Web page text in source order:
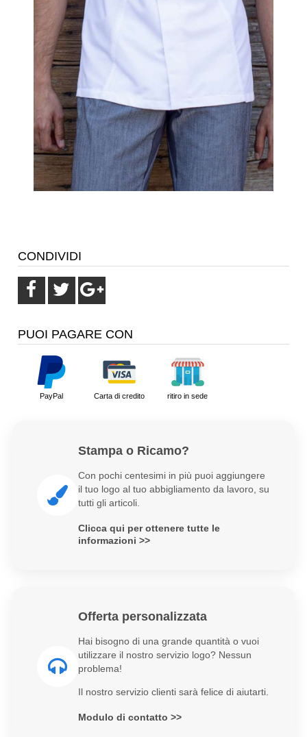
CONDIVIDI
PUOI PAGARE CON
PayPal Carta di credito ritiro in sede
Stampa o Ricamo?
Con pochi centesimi in più puoi aggiungere
il tuo logo al tuo abbigliamento da lavoro, su
tutti gli articoli.
Clicca qui per ottenere tutte le
informazioni >>
Offerta personalizzata
Hai bisogno di una grande quantità o vuoi
utilizzare il nostro servizio logo? Nessun
problema!
Il nostro servizio clienti sarà felice di aiutarti.
Modulo di contatto >>